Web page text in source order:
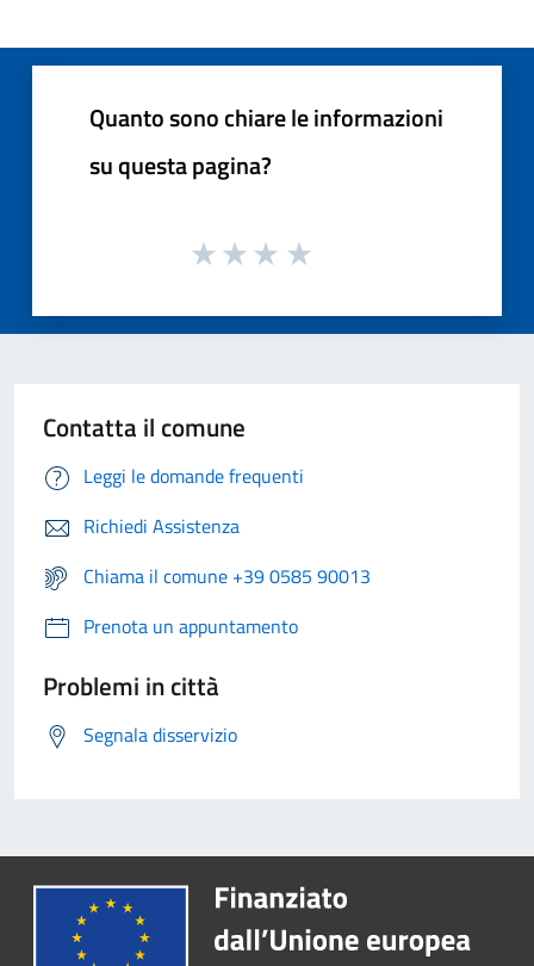
Quanto sono chiare le informazioni
su questa pagina?
Contatta il comune
Leggi le domande frequenti
Richiedi Assistenza
Chiama il comune +39 0585 90013
Prenota un appuntamento
Problemi in città
Segnala disservizio